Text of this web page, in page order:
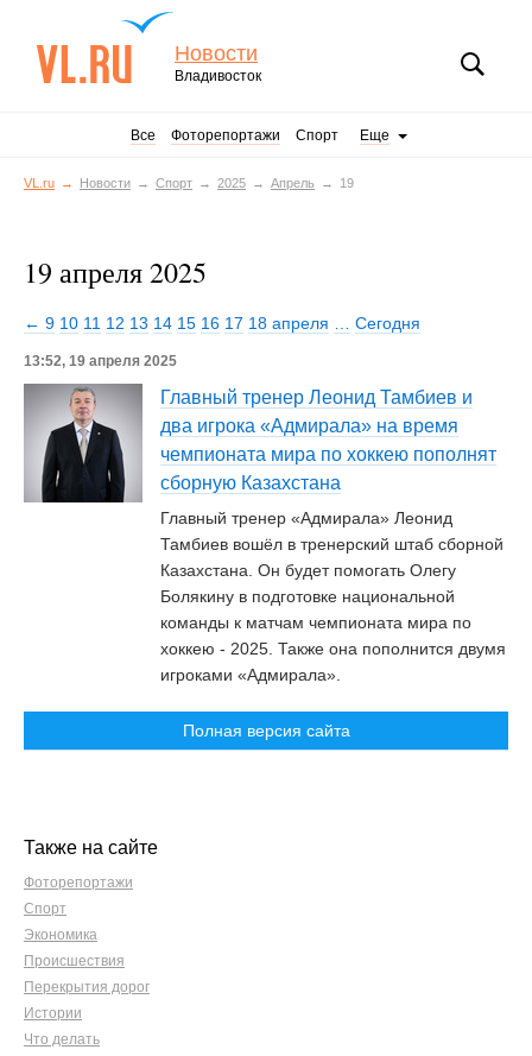
Новости
Владивосток
Все Фоторепортажи Спорт Еще
VL.ru Новости Спорт 2025 Апрель 19
19 апреля 2025
← 9 10 11 12 13 14 15 16 17 18 апреля Сегодня
13:52, 19 апреля 2025
Главный тренер Леонид Тамбиев и
два игрока «Адмирала» на время
чемпионата мира по хоккею пополнят
сборную Казахстана
Главный тренер «Адмирала» Леонид
Тамбиев вошёл в тренерский штаб сборной
Казахстана. Он будет помогать Олегу
Болякину в подготовке национальной
команды к матчам чемпионата мира по
хоккею - 2025. Также она пополнится двумя
игроками «Адмирала».
Полная версия сайта
Также на сайте
Фоторепортажи
Спорт
Экономика
Происшествия
Перекрытия дорог
Истории
Что делать